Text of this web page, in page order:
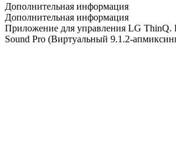
Дополнительная информация
Дополнительная информация
Приложение для управления LG ThinQ.
Sound Pro (Виртуальный 9.1.2-